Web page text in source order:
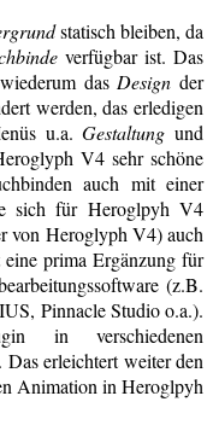
statisch bleiben, da
verfügbar ist. Das
das Design der
werden, das erledigen
u.a.Gestaltung und
V4 sehr schöne
auch mit einer
sich für Heroglpyh V4
von Heroglyph V4) auch
prima Ergänzung für
(z.B.
Pinnacle Studio o.a.).
in verschiedenen
Das erleichtert weiter den
Animation in Heroglpyh